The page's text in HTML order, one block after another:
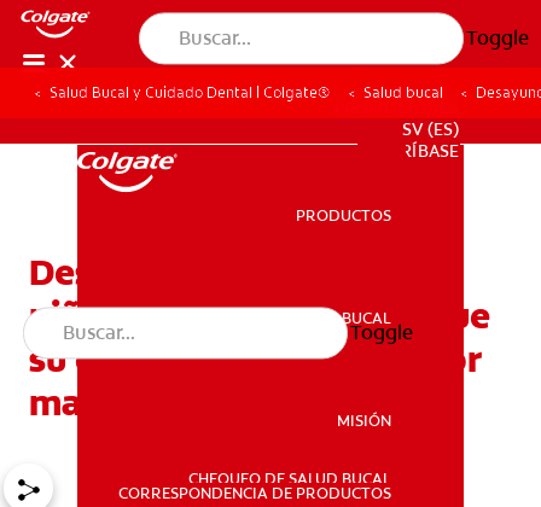
Toggle
SALUD BUCAL
SV (ES)
SUSCRÍBASE
PRODUCTOS
SALUD BUCAL
MISIÓN
CHEQUEO DE SALUD BUCAL
CORRESPONDENCIA DE PRODUCTOS
Toggle
Salud Bucal y Cuidado Dental | Colgate® Salud bucal
Desayunos para niños y
niñas saludables. Haga que
su día empiece de la mejor
manera